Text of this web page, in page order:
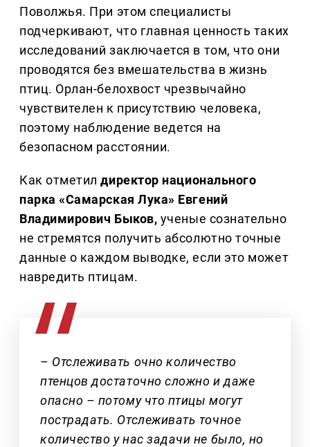
Поволжья. При этом специалисты
подчеркивают, что главная ценность таких
исследований заключается в том, что они
проводятся без вмешательства в жизнь
птиц. Орлан-белохвост чрезвычайно
чувствителен к присутствию человека,
поэтому наблюдение ведется на
безопасном расстоянии.
Как отметилдиректор национального
парка «Самарская Лука» Евгений
Владимирович Быков, ученые сознательно
не стремятся получить абсолютно точные
данные о каждом выводке, если это может
навредить птицам.
– Отслеживать очно количество
птенцов достаточно сложно и даже
опасно – потому что птицы могут
пострадать. Отслеживать точное
количество у нас задачи не было, но